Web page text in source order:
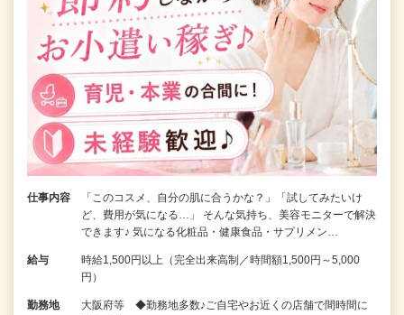
仕事内容
「このコスメ、自分の肌に合うかな？」「試してみたいけ
ど、費用が気になる…」 そんな気持ち、美容モニターで解決
できます♪ 気になる化粧品・健康食品・サプリメン…
給与
時給1,500円以上（完全出来高制／時間額1,500円～5,000
円）
勤務地
大阪府等 ◆勤務地多数♪ご自宅やお近くの店舗で間時間に